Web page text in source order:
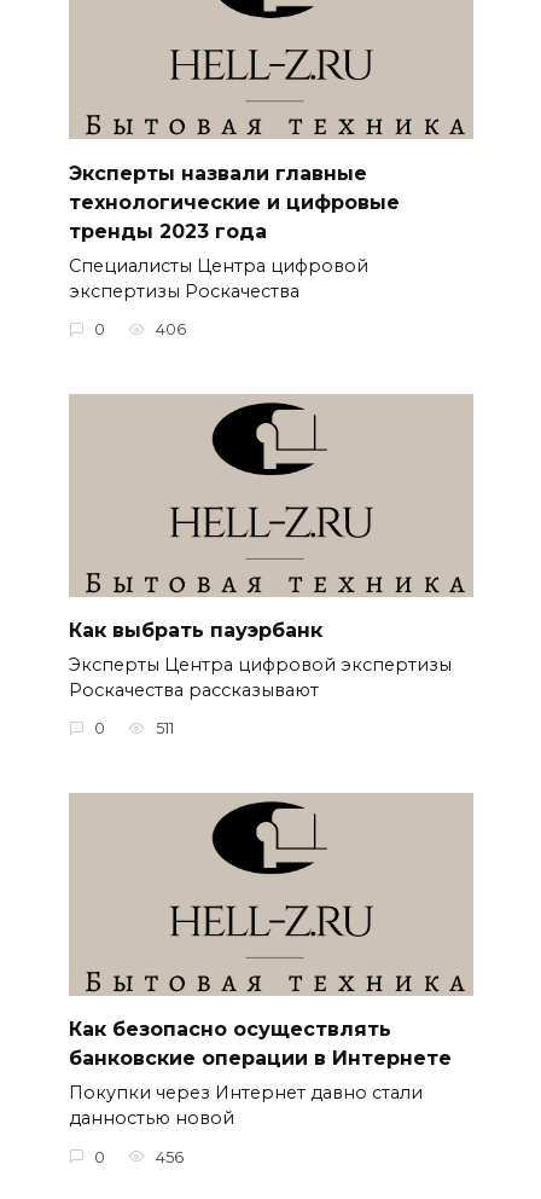
Эксперты назвали главные
технологические и цифровые
тренды 2023 года
Специалисты Центра цифровой
экспертизы Роскачества
0 406
Как выбрать пауэрбанк
Эксперты Центра цифровой экспертизы
Роскачества рассказывают
0 511
Как безопасно осуществлять
банковские операции в Интернете
Покупки через Интернет давно стали
данностью новой
0 456